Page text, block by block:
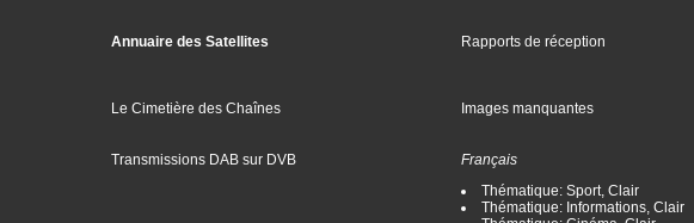
Annuaire des Satellites Rapports de réception
Le Cimetière des Chaînes Images manquantes
Transmissions DAB sur DVB
Français
Thématique: Sport, Clair
Thématique: Informations, Clair